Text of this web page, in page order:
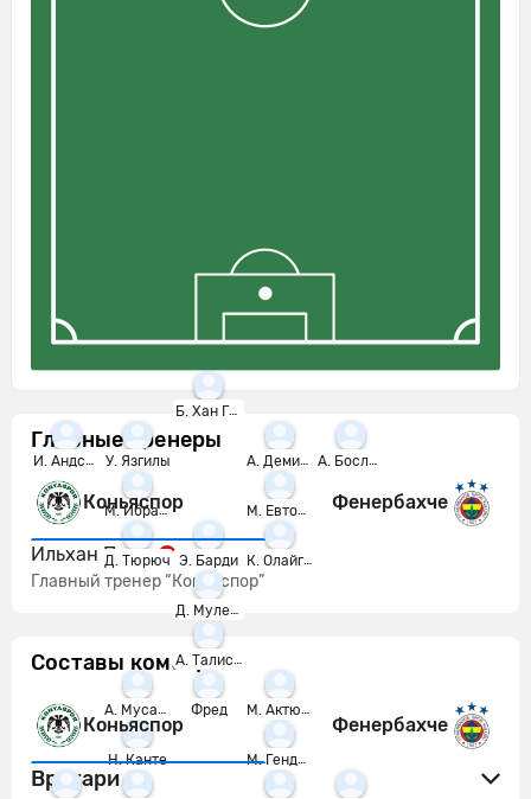
Б. Хан Гунгорду
И. Андсуана У. Язгилы А. Демирбаг А. Бослюк
М. Ибрахимоглу М. Евтович
Д. Тюрюч Э. Барди К. Олайгбе
Д. Мулека
Н. Канте М. Гендузи
А. Мусаба Фред М. Актюркоглу
А. Талиска
Главные тренеры
Коньяспор Фенербахче
Ильхан Палут
Главный тренер “Коньяспор”
Составы команд
Коньяспор Фенербахче
Вратари